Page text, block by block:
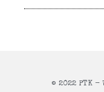
© 2022 PTK -